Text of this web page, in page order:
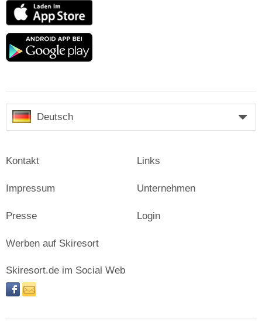
App
Store
Google
Deutsch
Kontakt
Impressum
Presse
Links
Unternehmen
Login
Werben auf Skiresort
Skiresort.de im Social Web
facebooknewsletter